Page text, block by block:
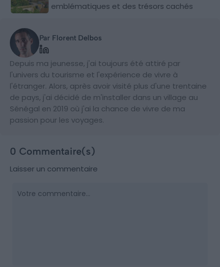
emblématiques et des trésors cachés
Par Florent Delbos
Depuis ma jeunesse, j'ai toujours été attiré par
l'univers du tourisme et l'expérience de vivre à
l'étranger. Alors, après avoir visité plus d'une trentaine
de pays, j'ai décidé de m'installer dans un village au
Sénégal en 2019 où j'ai la chance de vivre de ma
passion pour les voyages.
0 Commentaire(s)
Laisser un commentaire